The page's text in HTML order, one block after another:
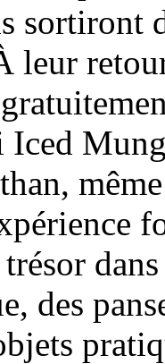
sortiront
leur
Iced
des